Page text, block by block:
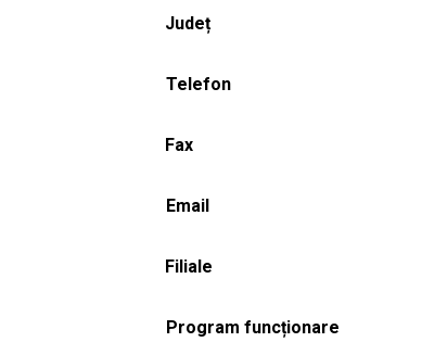
Județ
Telefon
Fax
Email
Filiale
Program funcționare